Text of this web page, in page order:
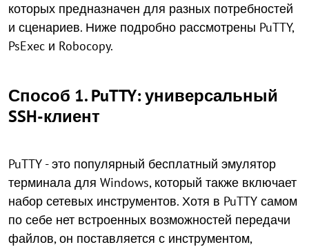
которых предназначен для разных потребностей
и сценариев. Ниже подробно рассмотрены PuTTY,
PsExec и Robocopy.
Способ 1. PuTTY: универсальный
SSH-клиент
PuTTY - это популярный бесплатный эмулятор
терминала для Windows, который также включает
набор сетевых инструментов. Хотя в PuTTY самом
по себе нет встроенных возможностей передачи
файлов, он поставляется с инструментом,